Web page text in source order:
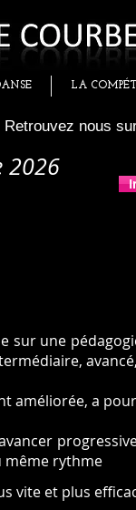
LA
Retrouvez nous
2026
sur une
améliorée, a
même rythme
vite et plus